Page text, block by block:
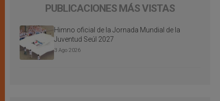
PUBLICACIONES MÁS VISTAS
Himno oficial de la Jornada Mundial de la
Juventud Seúl 2027
3 Ago 2026